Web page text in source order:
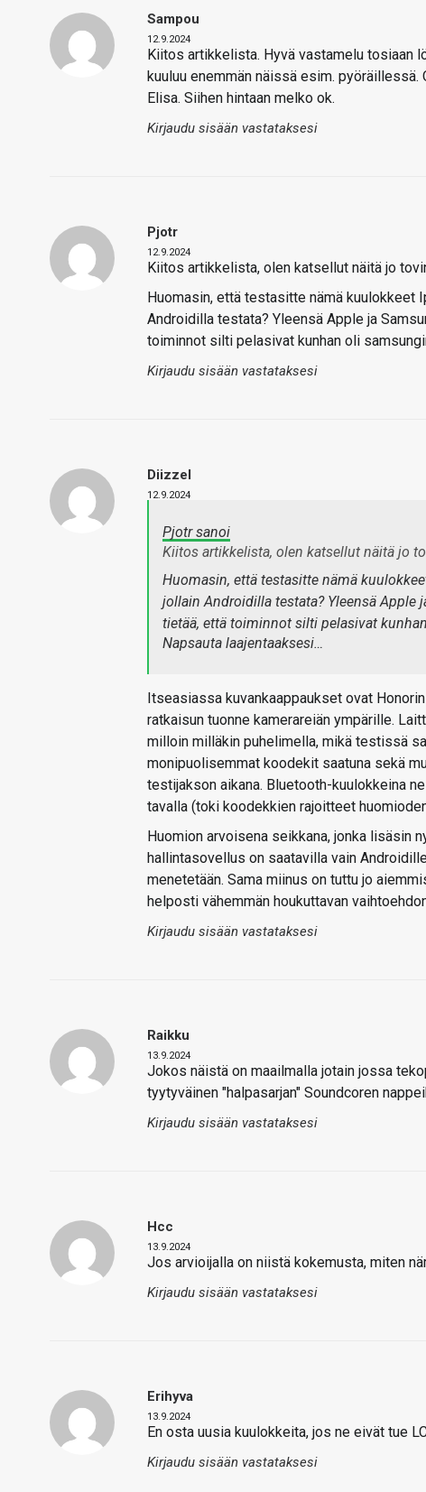
Sampou
12.9.2024
Kiitos artikkelista. Hyvä vastamelu tosiaan
kuuluu enemmän näissä esim.
Elisa. Siihen hintaan melko ok.
Kirjaudu sisään vastataksesi
Pjotr
12.9.2024
Kiitos artikkelista, olen katsellut näitä jo
Huomasin, että testasitte nämä kuulokkeet
Androidilla testata? Yleensä Apple ja
toiminnot silti pelasivat kunhan oli
Kirjaudu sisään vastataksesi
Diizzel
12.9.2024
Pjotr sanoi
Kiitos artikkelista, olen katsellut näitä jo
Huomasin, että testasitte nämä
jollain Androidilla testata? Yleensä Apple
tietää, että toiminnot silti pelasivat
Napsauta laajentaaksesi…
Itseasiassa kuvankaappaukset ovat
ratkaisun tuonne kamerareiän ympärille.
milloin milläkin puhelimella, mikä testissä
monipuolisemmat koodekit saatuna sekä
testijakson aikana. Bluetooth-kuulokkeina
tavalla (toki koodekkien rajoitteet
Huomion arvoisena seikkana, jonka lisäsin
hallintasovellus on saatavilla vain
menetetään. Sama miinus on tuttu jo
helposti vähemmän houkuttavan
Kirjaudu sisään vastataksesi
Raikku
13.9.2024
Jokos näistä on maailmalla jotain jossa
tyytyväinen "halpasarjan" Soundcoren
Kirjaudu sisään vastataksesi
Hcc
13.9.2024
Jos arvioijalla on niistä kokemusta, miten
Kirjaudu sisään vastataksesi
Erihyva
13.9.2024
En osta uusia kuulokkeita, jos ne eivät tue
Kirjaudu sisään vastataksesi